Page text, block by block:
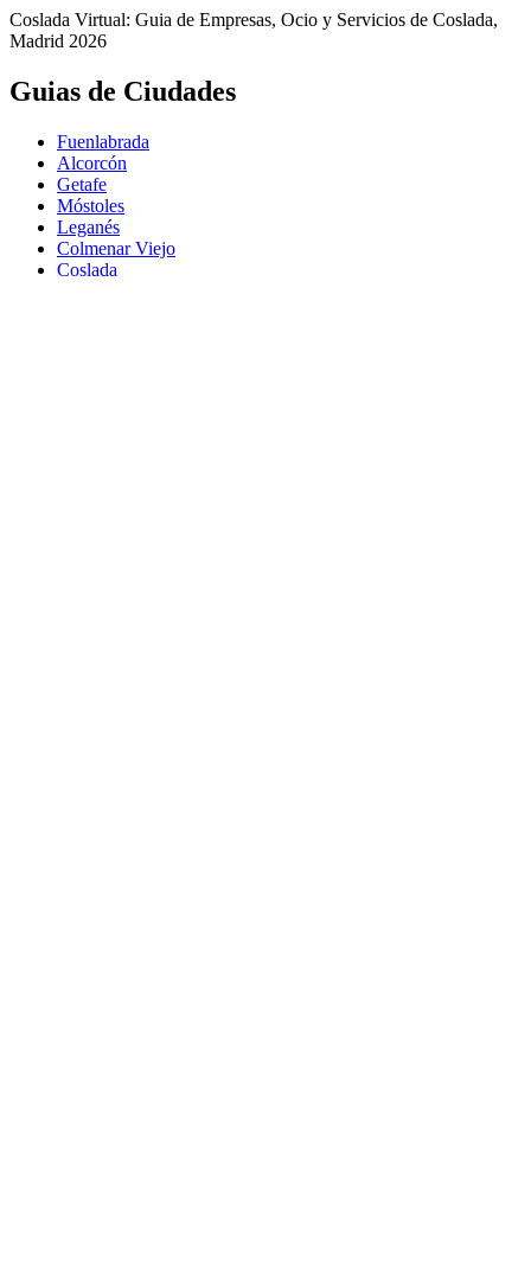
Coslada Virtual: Guia de Empresas, Ocio y Servicios de Coslada,
Madrid 2026
Guias de Ciudades
Fuenlabrada
Alcorcón
Getafe
Móstoles
Leganés
Colmenar Viejo
Coslada